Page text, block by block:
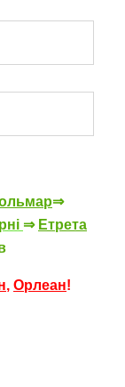
⇒
⇒ Етрета
Орлеан!